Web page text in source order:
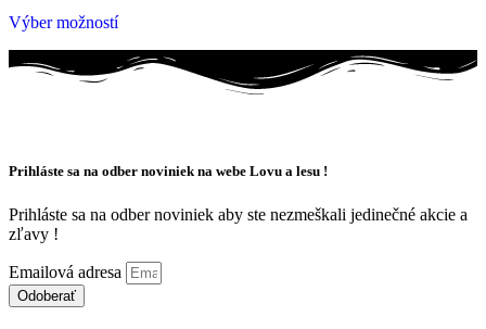
si
vybrať
bola:
61,45 €.
je:
43,01 €.
Výber možností
produkt
môžete
na
stránke
Prihláste sa na odber noviniek na webe Lovu a lesu !
Prihláste sa na odber noviniek aby ste nezmeškali jedinečné akcie a
zľavy !
Emailová adresa
Odoberať